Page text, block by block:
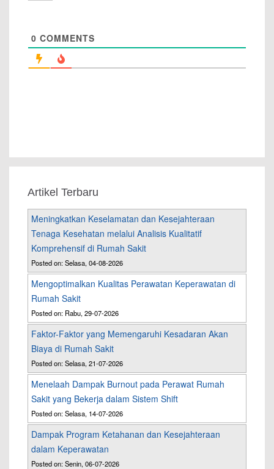
0 COMMENTS
Artikel Terbaru
Meningkatkan Keselamatan dan Kesejahteraan
Tenaga Kesehatan melalui Analisis Kualitatif
Komprehensif di Rumah Sakit
Posted on: Selasa, 04-08-2026
Mengoptimalkan Kualitas Perawatan Keperawatan di
Rumah Sakit
Posted on: Rabu, 29-07-2026
Faktor-Faktor yang Memengaruhi Kesadaran Akan
Biaya di Rumah Sakit
Posted on: Selasa, 21-07-2026
Menelaah Dampak Burnout pada Perawat Rumah
Sakit yang Bekerja dalam Sistem Shift
Posted on: Selasa, 14-07-2026
Dampak Program Ketahanan dan Kesejahteraan
dalam Keperawatan
Posted on: Senin, 06-07-2026